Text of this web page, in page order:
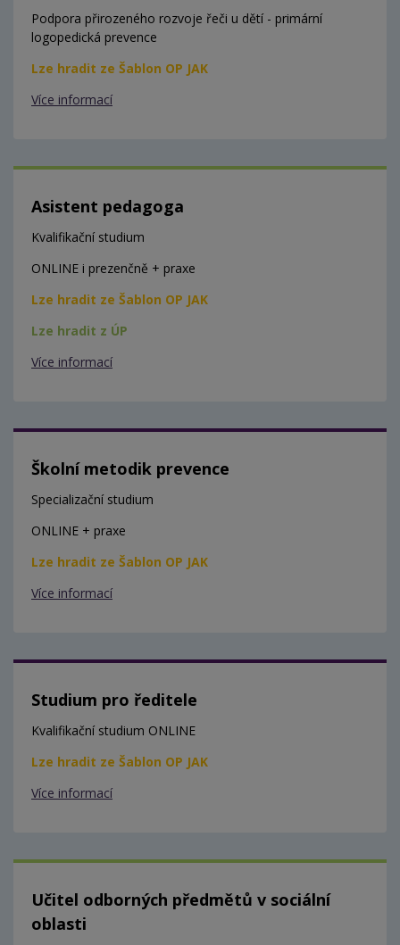
Podpora přirozeného rozvoje řeči u dětí - primární
logopedická prevence
Lze hradit ze Šablon OP JAK
Více informací
Asistent pedagoga
Kvalifikační studium
ONLINE i prezenčně + praxe
Lze hradit ze Šablon OP JAK
Lze hradit z ÚP
Více informací
Školní metodik prevence
Specializační studium
ONLINE + praxe
Lze hradit ze Šablon OP JAK
Více informací
Studium pro ředitele
Kvalifikační studium ONLINE
Lze hradit ze Šablon OP JAK
Více informací
Učitel odborných předmětů v sociální
oblasti